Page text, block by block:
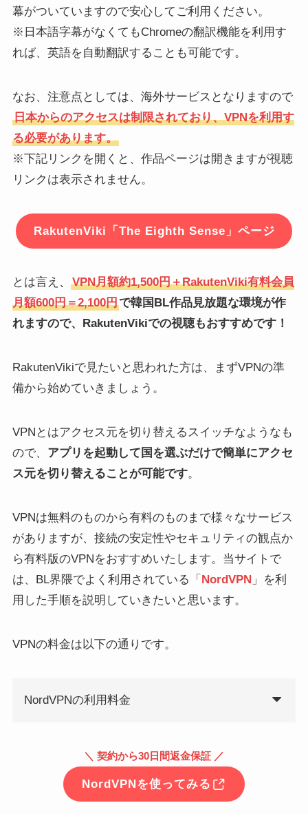
幕がついていますので安心してご利用ください。
※日本語字幕がなくてもChromeの翻訳機能を利用す
れば、英語を自動翻訳することも可能です。
なお、注意点としては、海外サービスとなりますので
日本からのアクセスは制限されており、VPNを利用す
る必要があります。
※下記リンクを開くと、作品ページは開きますが視聴
リンクは表示されません。
RakutenViki「The Eighth Sense」ページ
とは言え 、
VPN月額約1,500円＋RakutenViki有料会員
月額600円＝2,100円で韓国BL作品見放題な環境が作
れますので、RakutenVikiでの視聴もおすすめです！
RakutenVikiで見たいと思われた方は、まずVPNの準
備から始めていきましょう。
VPNとはアクセス元を切り替えるスイッチなようなも
ので、 アプリを起動して国を選ぶだけで簡単にアクセ
ス元を切り替えることが可能です。
VPNは無料のものから有料のものまで様々なサービス
がありますが、接続の安定性やセキュリティの観点か
ら有料版のVPNをおすすめいたします。当サイトで
は、BL界隈でよく利用されている「 NordVPN」を利
用した手順を説明していきたいと思います。
VPNの料金は以下の通りです。
NordVPNの利用料金
＼ 契約から30日間返金保証 ／
NordVPNを使ってみる